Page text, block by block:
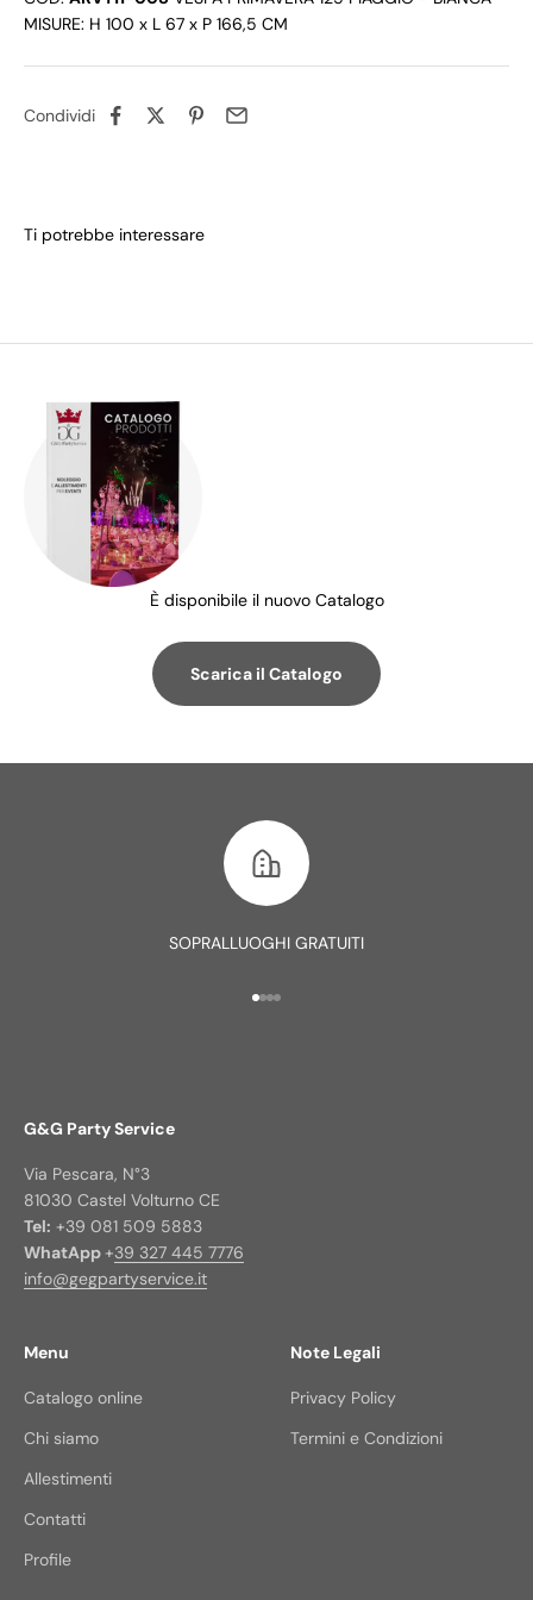
MISURE: H 100 x L 67 x P 166,5 CM
Condividi
È disponibile il nuovo Catalogo
Scarica il Catalogo
SOPRALLUOGHI GRATUITI
G&G Party Service
Via Pescara, N°3
81030 Castel Volturno CE
Tel: +39 081 509 5883
WhatApp +39 327 445 7776
info@gegpartyservice.it
Menu
Catalogo online
Chi siamo
Allestimenti
Contatti
Profile
Note Legali
Privacy Policy
Termini e Condizioni